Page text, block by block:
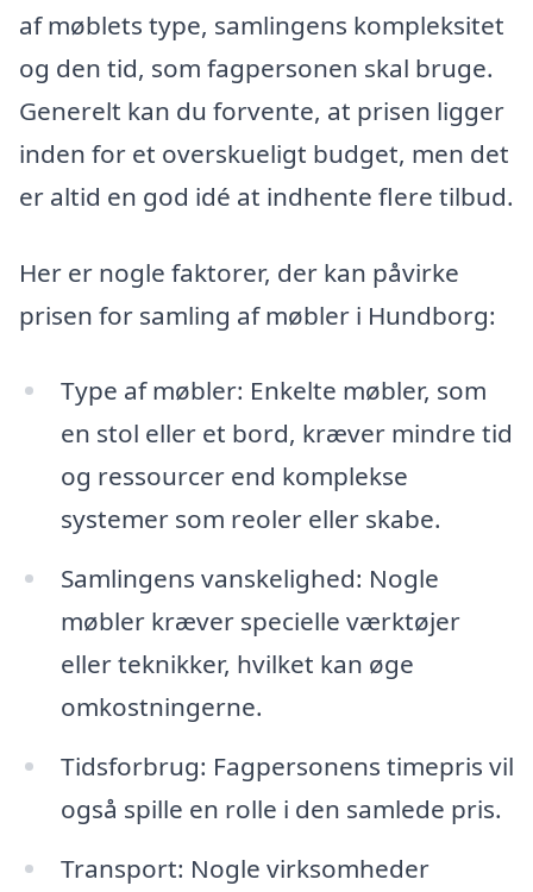
af møblets type, samlingens kompleksitet
og den tid, som fagpersonen skal bruge.
Generelt kan du forvente, at prisen ligger
inden for et overskueligt budget, men det
er altid en god idé at indhente flere tilbud.
Her er nogle faktorer, der kan påvirke
prisen for samling af møbler i Hundborg:
Type af møbler: Enkelte møbler, som
en stol eller et bord, kræver mindre tid
og ressourcer end komplekse
systemer som reoler eller skabe.
Samlingens vanskelighed: Nogle
møbler kræver specielle værktøjer
eller teknikker, hvilket kan øge
omkostningerne.
Tidsforbrug: Fagpersonens timepris vil
også spille en rolle i den samlede pris.
Transport: Nogle virksomheder